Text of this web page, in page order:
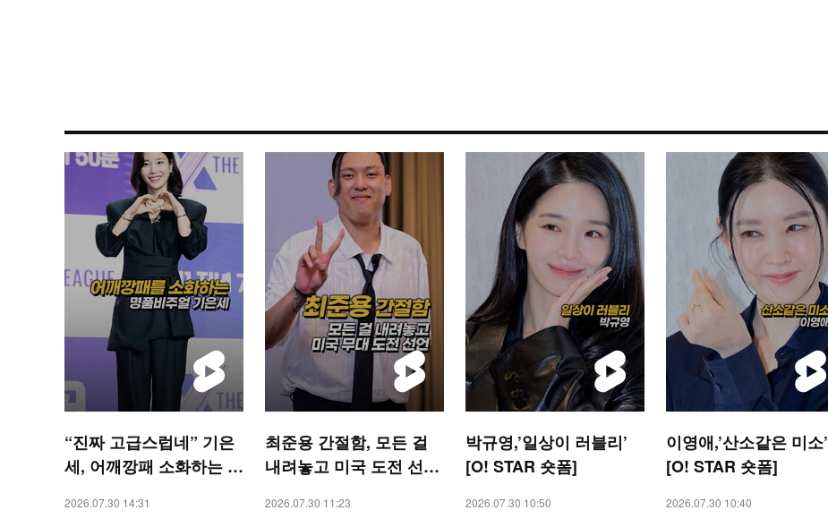
“진짜 고급스럽네” 기은
세, 어깨깡패 소화하는 명
폼]
2026.07.30 14:31
최준용 간절함, 모든 걸
내려놓고 미국 도전 선언
2026.07.30 11:23
박규영,’일상이 러블리’
[O! STAR 숏폼]
2026.07.30 10:50
이영애,’산소같은 미소’
[O! STAR 숏폼]
2026.07.30 10:40